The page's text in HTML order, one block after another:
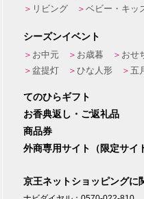
リビング
ベビー・キッ
シーズンイベント
お中元 お歳暮 おせ
盆提灯
ひな人形 五
てのひらギフト
お香典返し・ご返礼品
商品券
外商専用サイト（限定サイ
京王ネットショッピングに